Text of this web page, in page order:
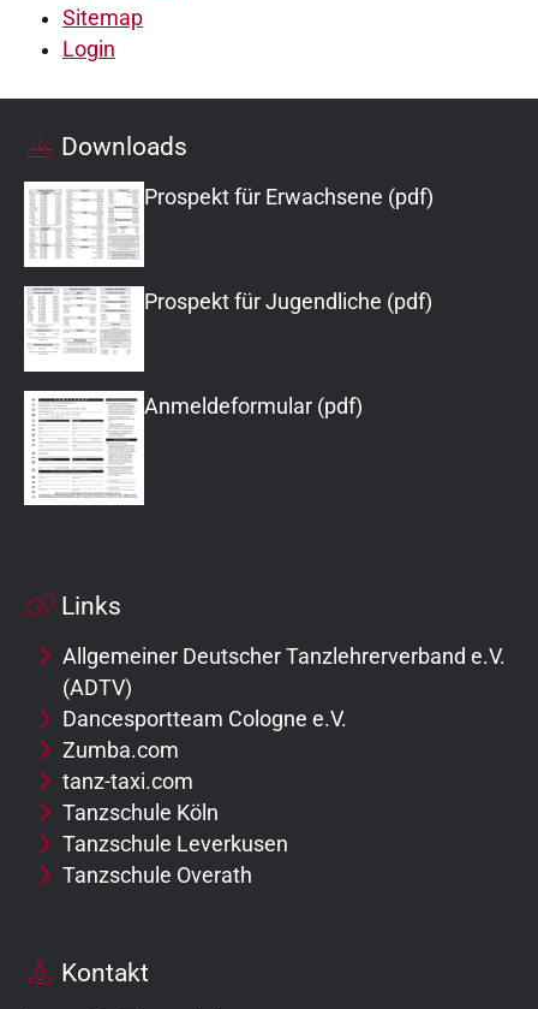
Sitemap
Login
Downloads
Prospekt für Erwachsene (pdf)
Prospekt für Jugendliche (pdf)
Anmeldeformular (pdf)
Links
Allgemeiner Deutscher Tanzlehrerverband e.V.
(ADTV)
Dancesportteam Cologne e.V.
Zumba.com
tanz-taxi.com
Tanzschule Köln
Tanzschule Leverkusen
Tanzschule Overath
Kontakt